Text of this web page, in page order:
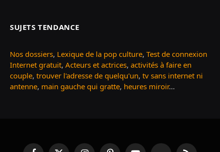
SUJETS TENDANCE
Nos dossiers, Lexique de la pop culture, Test de connexion
Internet gratuit, Acteurs et actrices, activités à faire en
couple, trouver l'adresse de quelqu'un, tv sans internet ni
antenne, main gauche qui gratte, heures miroir...